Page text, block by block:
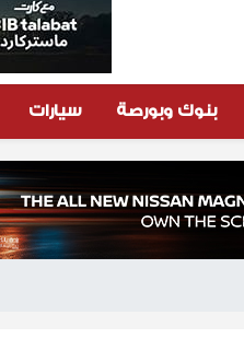
بنوك وبورصة سيارات